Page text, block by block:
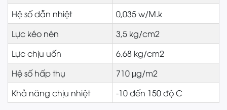
Hệ số dẫn nhiệt
0,035 w/M.k
Lực kéo nén
3,5 kg/cm2
Lực chịu uốn
6,68 kg/cm2
Hệ số hấp thụ
710 µg/m2
Khả năng chịu nhiệt
-10 đến 150 độ C